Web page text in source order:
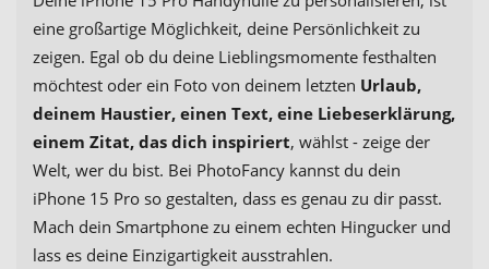
eine großartige Möglichkeit, deine Persönlichkeit zu
zeigen. Egal ob du deine Lieblingsmomente festhalten
möchtest oder ein Foto von deinem letzten Urlaub,
deinem Haustier, einen Text, eine Liebeserklärung,
einem Zitat, das dich inspiriert, wählst - zeige der
Welt, wer du bist. Bei PhotoFancy kannst du dein
iPhone 15 Pro so gestalten, dass es genau zu dir passt.
Mach dein Smartphone zu einem echten Hingucker und
lass es deine Einzigartigkeit ausstrahlen.